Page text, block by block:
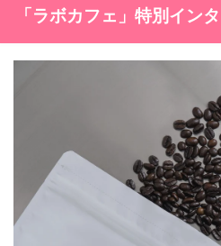
「ラボカフェ」特別イン